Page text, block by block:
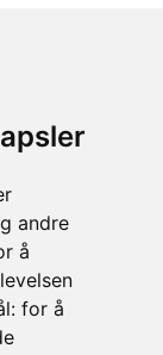
andre
å
for å